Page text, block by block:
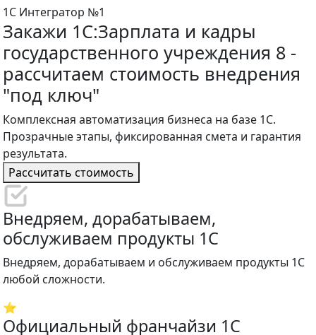
1С Интегратор №1
Закажи 1С:Зарплата и кадры
государственного учреждения 8 -
рассчитаем стоимость внедрения
"под ключ"
Комплексная автоматизация бизнеса на базе 1С.
Прозрачные этапы, фиксированная смета и гарантия
результата.
Рассчитать стоимость
Внедряем, дорабатываем,
обслуживаем продукты 1С
Внедряем, дорабатываем и обслуживаем продукты 1С
любой сложности.
⭐
Официальный франчайзи 1С